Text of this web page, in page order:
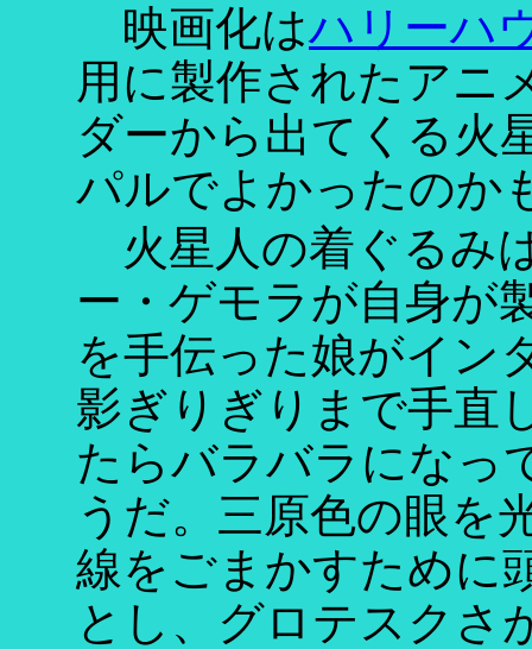
映画化はハリーハ
用に製作されたアニ
ダーから出てくる火
パルでよかったのか
火星人の着ぐるみ
ー・ゲモラが自身が
を手伝った娘がイン
影ぎりぎりまで手直
たらバラバラになっ
うだ。三原色の眼を
線をごまかすために
とし、グロテスクさ